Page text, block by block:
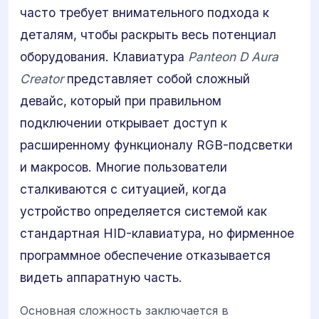
часто требует внимательного подхода к
деталям, чтобы раскрыть весь потенциал
оборудования. Клавиатура Panteon D Aura
Creatorпредставляет собой сложный
девайс, который при правильном
подключении открывает доступ к
расширенному функционалу RGB-подсветки
и макросов. Многие пользователи
сталкиваются с ситуацией, когда
устройство определяется системой как
стандартная HID-клавиатура, но фирменное
программное обеспечение отказывается
видеть аппаратную часть.
Основная сложность заключается в